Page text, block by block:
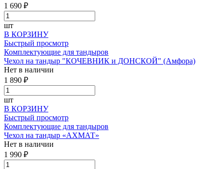
1 690 ₽
шт
В КОРЗИНУ
Быстрый просмотр
Комплектующие для тандыров
Чехол на тандыр "КОЧЕВНИК и ДОНСКОЙ" (Амфора)
Нет в наличии
1 890 ₽
шт
В КОРЗИНУ
Быстрый просмотр
Комплектующие для тандыров
Чехол на тандыр «АХМАТ»
Нет в наличии
1 990 ₽